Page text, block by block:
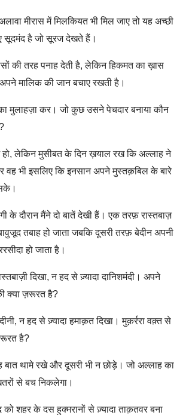
मीरास में मिलकियत भी मिल जाए तो यह अच्छी
सूदमंद है जो सूरज देखते हैं।
की तरह पनाह देती है, लेकिन हिकमत का ख़ास
मालिक की जान बचाए रखती है।
मुलाहज़ा कर। जो कुछ उसने पेचदार बनाया कौन
लेकिन मुसीबत के दिन ख़याल रख कि अल्लाह ने
वह भी इसलिए कि इनसान अपने मुस्तक़बिल के बारे
के दौरान मैंने दो बातें देखी हैं। एक तरफ़ रास्तबाज़
तबाह हो जाता जबकि दूसरी तरफ़ बेदीन अपनी
हो जाता है।
दिखा, न हद से ज़्यादा दानिशमंदी। अपने
क्या ज़रूरत है?
न हद से ज़्यादा हमाक़त दिखा। मुक़र्ररा वक़्त से
है?
बात थामे रखे और दूसरी भी न छोड़े। जो अल्लाह का
से बच निकलेगा।
को शहर के दस हुक्मरानों से ज़्यादा ताक़तवर बना